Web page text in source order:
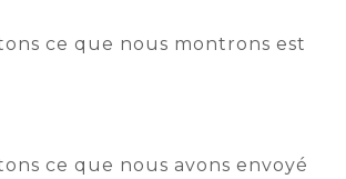
ce que nous montrons est
ce que nous avons envoyé